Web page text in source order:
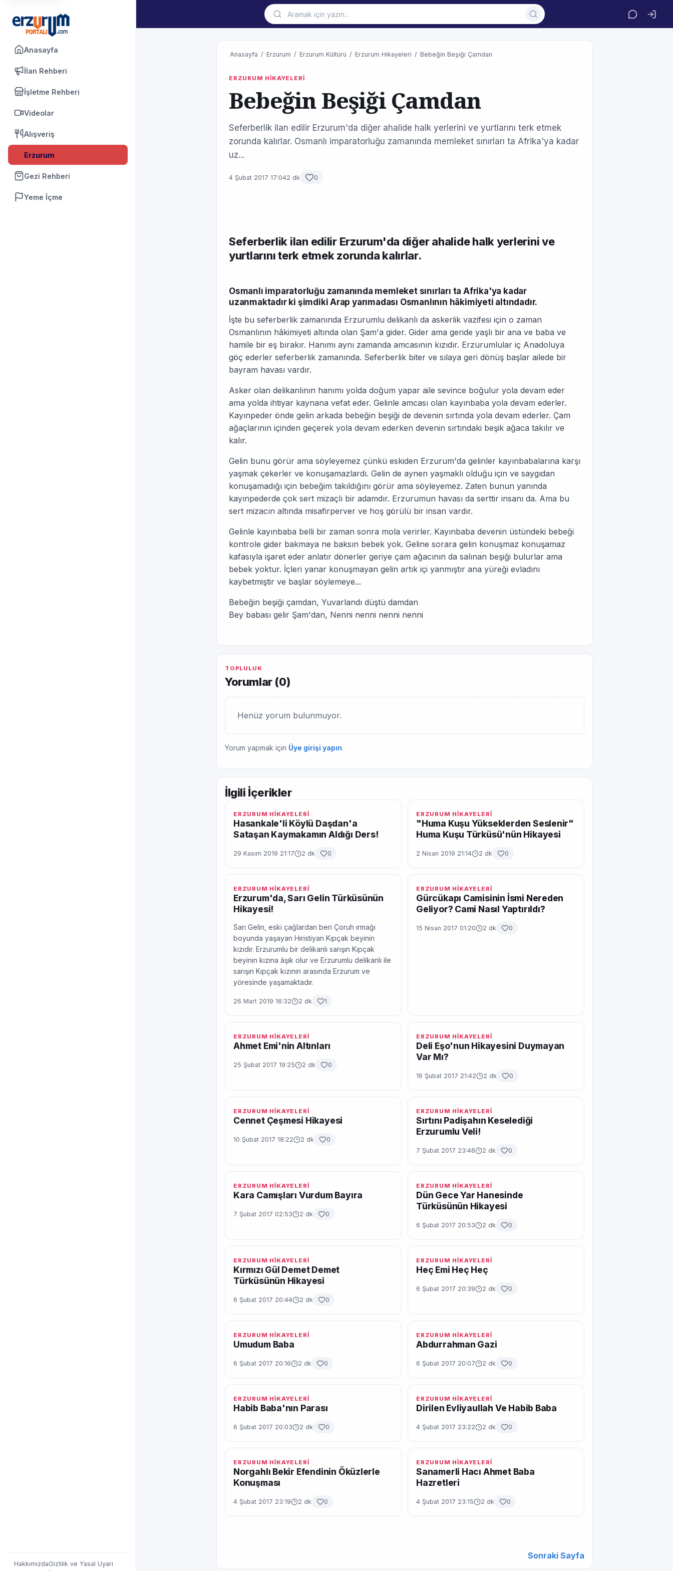
Anasayfa
İlan Rehberi
İşletme Rehberi
Videolar
Alışveriş
Erzurum
Gezi Rehberi
Yeme İçme
HakkımızdaGizlilik ve Yasal Uyarı
Anasayfa / Erzurum / Erzurum Kültürü / Erzurum Hikayeleri / Bebeğin Beşiği Çamdan
ERZURUM HİKAYELERİ
Bebeğin Beşiği Çamdan
Seferberlik ilan edilir Erzurum'da diğer ahalide halk yerlerini ve yurtlarını terk etmek
zorunda kalırlar. Osmanlı imparatorluğu zamanında memleket sınırları ta Afrika'ya kadar
uz...
4 Şubat 2017 17:042 dk 0
Seferberlik ilan edilir Erzurum'da diğer ahalide halk yerlerini ve
yurtlarını terk etmek zorunda kalırlar.
Osmanlı imparatorluğu zamanında memleket sınırları ta Afrika'ya kadar
uzanmaktadır ki şimdiki Arap yarımadası Osmanlının hâkimiyeti altındadır.
İşte bu seferberlik zamanında Erzurumlu delikanlı da askerlik vazifesi için o zaman
Osmanlının hâkimiyeti altında olan Şam'a gider. Gider ama geride yaşlı bir ana ve baba ve
hamile bir eş bırakır. Hanımı aynı zamanda amcasının kızıdır. Erzurumlular iç Anadoluya
göç ederler seferberlik zamanında. Seferberlik biter ve sılaya geri dönüş başlar ailede bir
bayram havası vardır.
Asker olan delikanlının hanımı yolda doğum yapar aile sevince boğulur yola devam eder
ama yolda ihtiyar kaynana vefat eder. Gelinle amcası olan kayınbaba yola devam ederler.
Kayınpeder önde gelin arkada bebeğin beşiği de devenin sırtında yola devam ederler. Çam
ağaçlarının içinden geçerek yola devam ederken devenin sırtındaki beşik ağaca takılır ve
kalır.
Gelin bunu görür ama söyleyemez çünkü eskiden Erzurum'da gelinler kayınbabalarına karşı
yaşmak çekerler ve konuşamazlardı. Gelin de aynen yaşmaklı olduğu için ve saygıdan
konuşamadığı için bebeğim takıldığını görür ama söyleyemez. Zaten bunun yanında
kayınpederde çok sert mizaçlı bir adamdır. Erzurumun havası da serttir insanı da. Ama bu
sert mizacın altında misafirperver ve hoş görülü bir insan vardır.
Gelinle kayınbaba belli bir zaman sonra mola verirler. Kayınbaba devenin üstündeki bebeği
kontrole gider bakmaya ne baksın bebek yok. Geline sorara gelin konuşmaz konuşamaz
kafasıyla işaret eder anlatır dönerler geriye çam ağacının da salınan beşiği bulurlar ama
bebek yoktur. İçleri yanar konuşmayan gelin artık içi yanmıştır ana yüreği evladını
kaybetmiştir ve başlar söylemeye...
Bebeğin beşiği çamdan, Yuvarlandı düştü damdan
Bey babası gelir Şam'dan, Nenni nenni nenni nenni
TOPLULUK
Yorumlar (0)
Henüz yorum bulunmuyor.
Yorum yapmak için Üye girişi yapın.
İlgili İçerikler
ERZURUM HİKAYELERİ
Hasankale'li Köylü Daşdan'a
Sataşan Kaymakamın Aldığı Ders!
29 Kasım 2019 21:17 2 dk 0
ERZURUM HİKAYELERİ
"Huma Kuşu Yükseklerden Seslenir"
Huma Kuşu Türküsü'nün Hikayesi
2 Nisan 2019 21:14 2 dk 0
ERZURUM HİKAYELERİ
Erzurum'da, Sarı Gelin Türküsünün
Hikayesi!
Sarı Gelin, eski çağlardan beri Çoruh ırmağı
boyunda yaşayan Hıristiyan Kıpçak beyinin
kızıdır. Erzurumlu bir delikanlı sarışın Kıpçak
beyinin kızına âşık olur ve Erzurumlu delikanlı ile
sarışın Kıpçak kızının arasında Erzurum ve
yöresinde yaşamaktadır.
26 Mart 2019 16:32 2 dk 1
ERZURUM HİKAYELERİ
Gürcükapı Camisinin İsmi Nereden
Geliyor? Cami Nasıl Yaptırıldı?
15 Nisan 2017 01:20 2 dk 0
ERZURUM HİKAYELERİ
Ahmet Emi'nin Altınları
25 Şubat 2017 19:25 2 dk 0
ERZURUM HİKAYELERİ
Deli Eşo'nun Hikayesini Duymayan
Var Mı?
16 Şubat 2017 21:42 2 dk 0
ERZURUM HİKAYELERİ
Cennet Çeşmesi Hikayesi
10 Şubat 2017 18:22 2 dk 0
ERZURUM HİKAYELERİ
Sırtını Padişahın Keselediği
Erzurumlu Veli!
7 Şubat 2017 23:46 2 dk 0
ERZURUM HİKAYELERİ
Kara Camışları Vurdum Bayıra
7 Şubat 2017 02:53 2 dk 0
ERZURUM HİKAYELERİ
Dün Gece Yar Hanesinde
Türküsünün Hikayesi
6 Şubat 2017 20:53 2 dk 0
ERZURUM HİKAYELERİ
Kırmızı Gül Demet Demet
Türküsünün Hikayesi
6 Şubat 2017 20:44 2 dk 0
ERZURUM HİKAYELERİ
Heç Emi Heç Heç
6 Şubat 2017 20:39 2 dk 0
ERZURUM HİKAYELERİ
Umudum Baba
6 Şubat 2017 20:16 2 dk 0
ERZURUM HİKAYELERİ
Abdurrahman Gazi
6 Şubat 2017 20:07 2 dk 0
ERZURUM HİKAYELERİ
Habib Baba'nın Parası
6 Şubat 2017 20:03 2 dk 0
ERZURUM HİKAYELERİ
Dirilen Evliyaullah Ve Habib Baba
4 Şubat 2017 23:22 2 dk 0
ERZURUM HİKAYELERİ
Norgahlı Bekir Efendinin Öküzlerle
Konuşması
4 Şubat 2017 23:19 2 dk 0
ERZURUM HİKAYELERİ
Sanamerli Hacı Ahmet Baba
Hazretleri
4 Şubat 2017 23:15 2 dk 0
Sonraki Sayfa